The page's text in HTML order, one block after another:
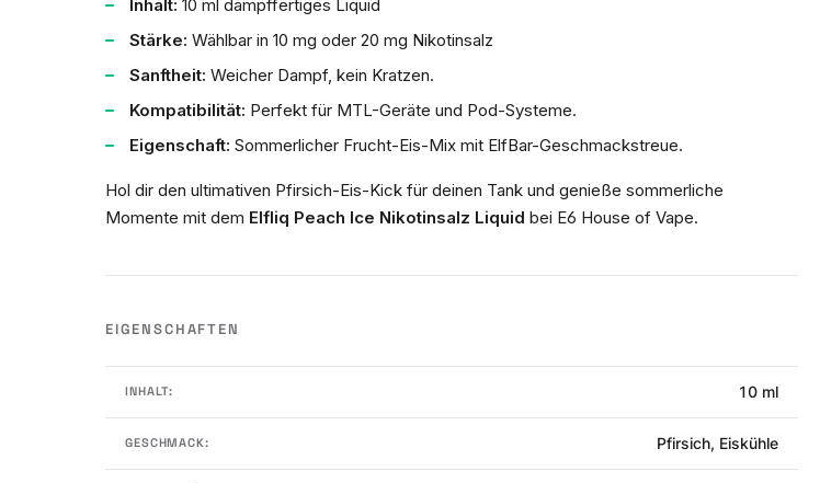
Inhalt: 10 ml dampffertiges Liquid
Stärke: Wählbar in 10 mg oder 20 mg Nikotinsalz
Sanftheit: Weicher Dampf, kein Kratzen.
Kompatibilität: Perfekt für MTL-Geräte und Pod-Systeme.
Eigenschaft: Sommerlicher Frucht-Eis-Mix mit ElfBar-Geschmackstreue.
Hol dir den ultimativen Pfirsich-Eis-Kick für deinen Tank und genieße sommerliche
Momente mit dem Elfliq Peach Ice Nikotinsalz Liquid bei E6 House of Vape.
EIGENSCHAFTEN
INHALT: 10 ml
GESCHMACK: Pfirsich, Eiskühle